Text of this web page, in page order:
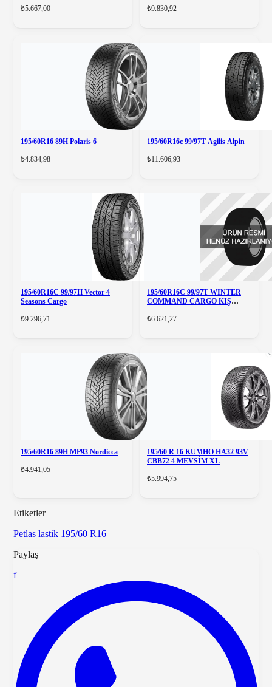
₺5.667,00 ₺9.830,92
195/60R16 89H Polaris 6
₺4.834,98
195/60R16c 99/97T Agilis Alpin
₺11.606,93
195/60R16C 99/97H Vector 4
Seasons Cargo
₺9.296,71
195/60R16C 99/97T WINTER
COMMAND CARGO KIŞ
₺6.621,27
195/60R16 89H MP93 Nordicca
₺4.941,05
195/60 R 16 KUMHO HA32 93V
CBB72 4 MEVSİM XL
₺5.994,75
Etiketler
Petlas lastik 195/60 R16
Paylaş
f